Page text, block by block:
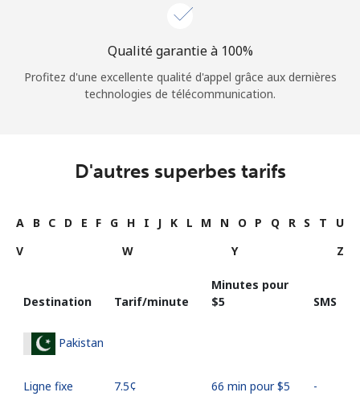
Qualité garantie à 100%
Profitez d'une excellente qualité d'appel grâce aux dernières
technologies de télécommunication.
D'autres superbes tarifs
A B C D E F G H I J K L M N O P Q R S T
U
V
W Y Z
Destination Tarif/minute
Minutes pour
⁦$5⁩
SMS
Pakistan
Ligne fixe ⁦7.5¢⁩ 66 min pour ⁦$5⁩ -